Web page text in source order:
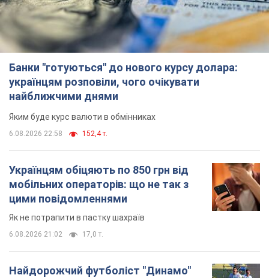
Банки "готуються" до нового курсу долара:
українцям розповіли, чого очікувати
найближчими днями
Яким буде курс валюти в обмінниках
6.08.2026 22:58 152,4 т.
Українцям обіцяють по 850 грн від
мобільних операторів: що не так з
цими повідомленнями
Як не потрапити в пастку шахраїв
6.08.2026 21:02 17,0 т.
Найдорожчий футболіст "Динамо"